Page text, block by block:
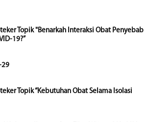
Topik "Benarkah Interaksi Obat Penyebab
19?”
29
Topik “Kebutuhan Obat Selama Isolasi